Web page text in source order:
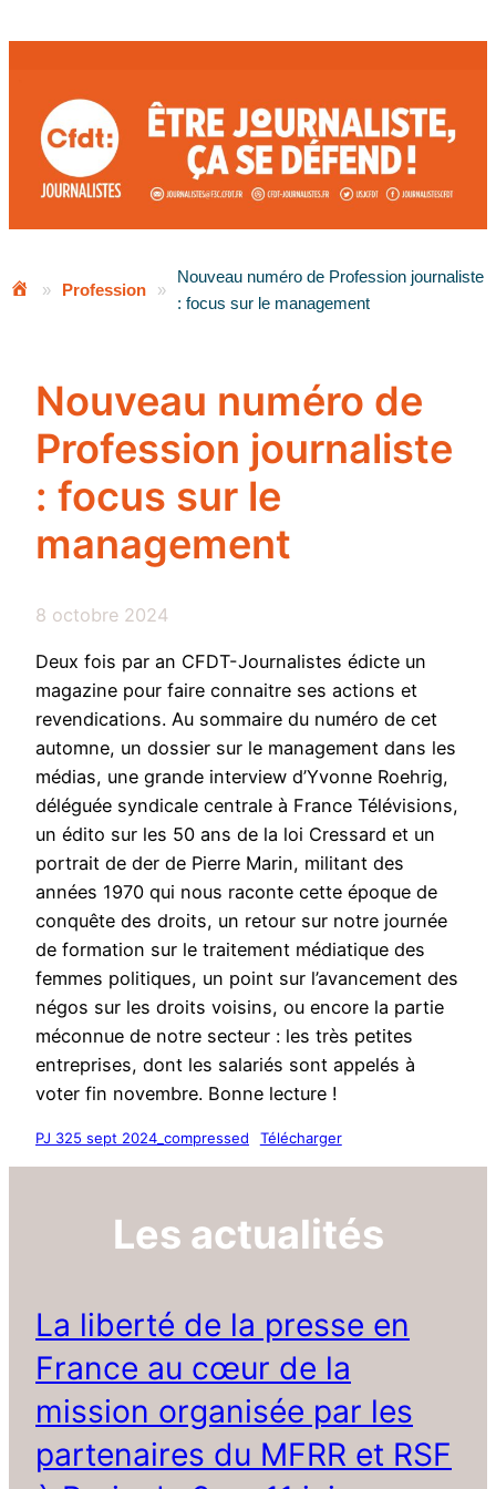
» Profession »
Nouveau numéro de Profession journaliste
: focus sur le management
Nouveau numéro de
Profession journaliste
: focus sur le
management
8 octobre 2024
Deux fois par an CFDT-Journalistes édicte un
magazine pour faire connaitre ses actions et
revendications. Au sommaire du numéro de cet
automne, un dossier sur le management dans les
médias, une grande interview d’Yvonne Roehrig,
déléguée syndicale centrale à France Télévisions,
un édito sur les 50 ans de la loi Cressard et un
portrait de der de Pierre Marin, militant des
années 1970 qui nous raconte cette époque de
conquête des droits, un retour sur notre journée
de formation sur le traitement médiatique des
femmes politiques, un point sur l’avancement des
négos sur les droits voisins, ou encore la partie
méconnue de notre secteur : les très petites
entreprises, dont les salariés sont appelés à
voter fin novembre. Bonne lecture !
PJ 325 sept 2024_compressed Télécharger
Les actualités
La liberté de la presse en
France au cœur de la
mission organisée par les
partenaires du MFRR et RSF